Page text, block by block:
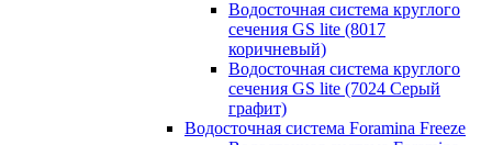
Водосточная система круглого
сечения GS lite (8017
коричневый)
Водосточная система круглого
сечения GS lite (7024 Серый
графит)
Водосточная система Foramina Freeze